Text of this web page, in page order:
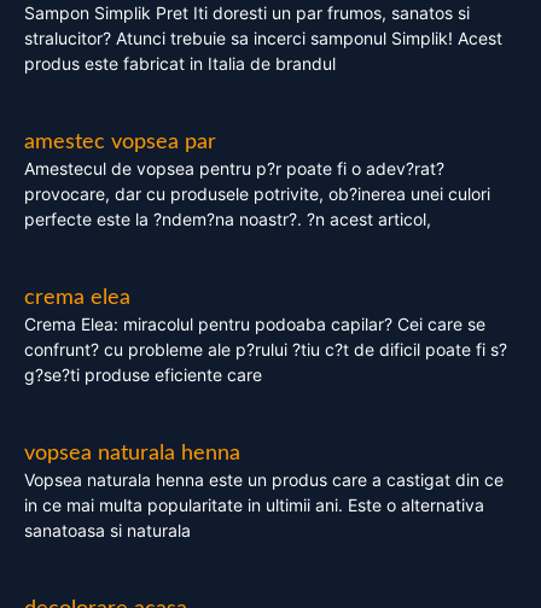
Sampon Simplik Pret Iti doresti un par frumos, sanatos si
stralucitor? Atunci trebuie sa incerci samponul Simplik! Acest
produs este fabricat in Italia de brandul
amestec vopsea par
Amestecul de vopsea pentru p?r poate fi o adev?rat?
provocare, dar cu produsele potrivite, ob?inerea unei culori
perfecte este la ?ndem?na noastr?. ?n acest articol,
crema elea
Crema Elea: miracolul pentru podoaba capilar? Cei care se
confrunt? cu probleme ale p?rului ?tiu c?t de dificil poate fi s?
g?se?ti produse eficiente care
vopsea naturala henna
Vopsea naturala henna este un produs care a castigat din ce
in ce mai multa popularitate in ultimii ani. Este o alternativa
sanatoasa si naturala